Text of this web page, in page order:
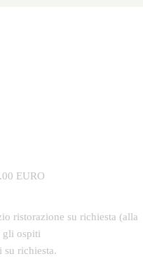
EURO
ristorazione su richiesta (alla
gli ospiti
su richiesta.